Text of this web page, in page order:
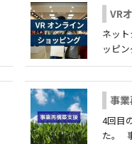
VR
ネッ
ッピ
事
4回目
た。